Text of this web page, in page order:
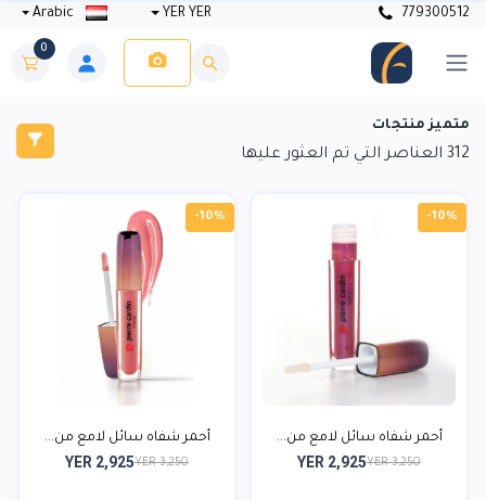
779300512
YER YER
0
متميز منتجات
312 العناصر التي تم العثور عليها
-10%
أحمر شفاه سائل لامع من...
YER 3,250
YER 2,925
-10%
أحمر شفاه سائل لامع من...
YER 3,250
YER 2,925